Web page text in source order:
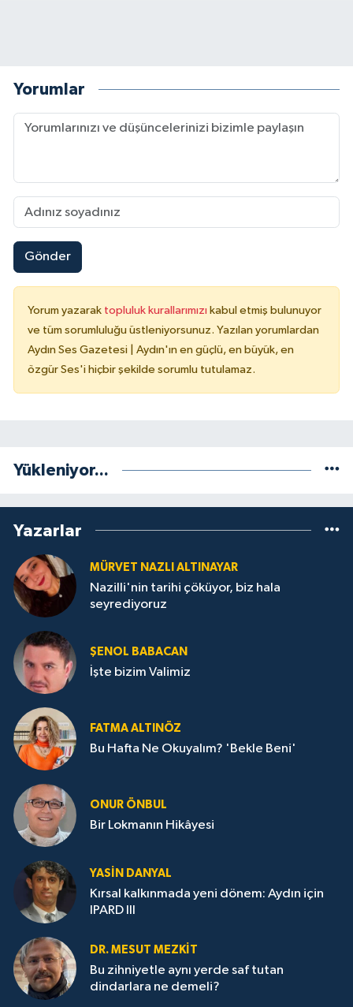
Yorumlar
Gönder
Yorum yazarak topluluk kurallarımızı kabul etmiş bulunuyor
ve tüm sorumluluğu üstleniyorsunuz. Yazılan yorumlardan
Aydın Ses Gazetesi | Aydın'ın en güçlü, en büyük, en
özgür Ses'i hiçbir şekilde sorumlu tutulamaz.
Yükleniyor...
Yazarlar
MÜRVET NAZLI ALTINAYAR
Nazilli'nin tarihi çöküyor, biz hala
seyrediyoruz
ŞENOL BABACAN
İşte bizim Valimiz
FATMA ALTINÖZ
Bu Hafta Ne Okuyalım? 'Bekle Beni'
ONUR ÖNBUL
Bir Lokmanın Hikâyesi
YASIN DANYAL
Kırsal kalkınmada yeni dönem: Aydın için
IPARD III
DR. MESUT MEZKIT
Bu zihniyetle aynı yerde saf tutan
dindarlara ne demeli?